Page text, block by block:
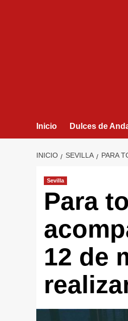
Inicio Dulces de
INICIO SEVILLA PARA
Sevilla
Para
12 de